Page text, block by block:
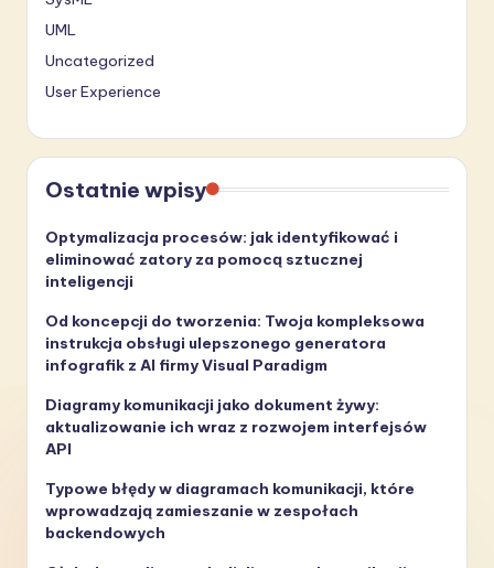
UML
Uncategorized
User Experience
Ostatnie wpisy
Optymalizacja procesów: jak identyfikować i
eliminować zatory za pomocą sztucznej
inteligencji
Od koncepcji do tworzenia: Twoja kompleksowa
instrukcja obsługi ulepszonego generatora
infografik z AI firmy Visual Paradigm
Diagramy komunikacji jako dokument żywy:
aktualizowanie ich wraz z rozwojem interfejsów
API
Typowe błędy w diagramach komunikacji, które
wprowadzają zamieszanie w zespołach
backendowych